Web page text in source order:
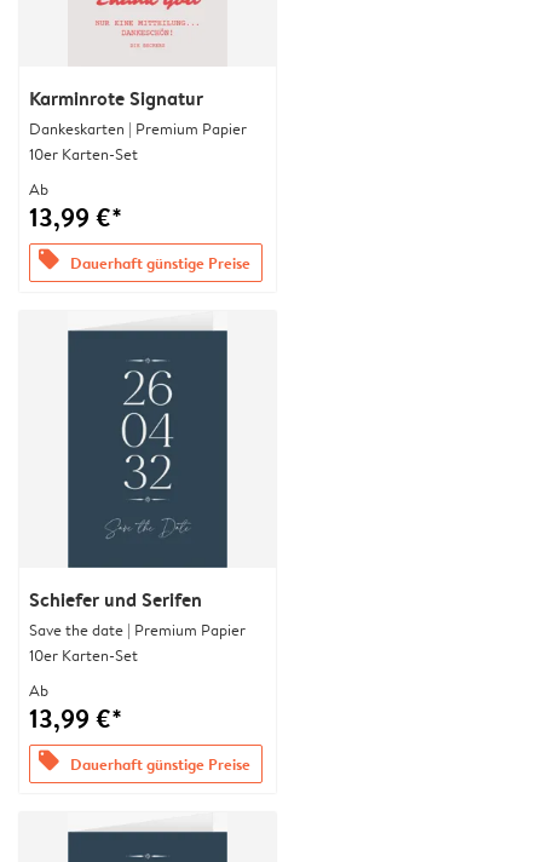
Karminrote Signatur
Dankeskarten | Premium Papier
10er Karten-Set
Ab
13,99 €*
offers Dauerhaft günstige Preise
Schiefer und Serifen
Save the date | Premium Papier
10er Karten-Set
Ab
13,99 €*
offers Dauerhaft günstige Preise